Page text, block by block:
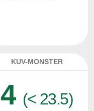
KUV-MONSTER
4 (< 23.5)